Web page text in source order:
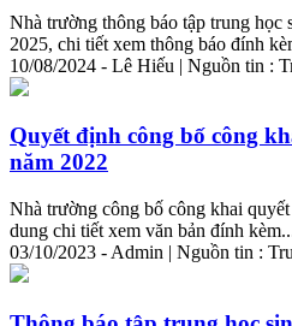
Nhà trường thông báo tập trung học
2025, chi tiết xem thông báo đính
10/08/2024 - Lê Hiếu | Nguồn tin :
Quyết định công bố công
năm 2022
Nhà trường công bố công khai
dung chi tiết xem văn bản đính
03/10/2023 - Admin | Nguồn tin :